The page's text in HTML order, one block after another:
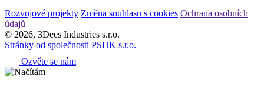
Rozvojové projekty Změna souhlasu s cookies Ochrana osobních
údajů
© 2026, 3Dees Industries s.r.o.
Stránky od společnosti PSHK s.r.o.
Ozvěte se nám